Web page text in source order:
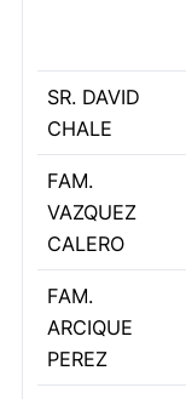
SR. DAVID
CHALE
FAM.
VAZQUEZ
CALERO
FAM.
ARCIQUE
PEREZ